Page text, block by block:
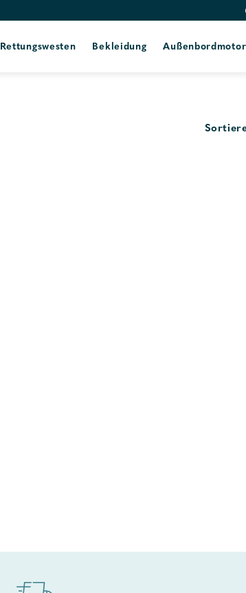
Rettungswesten Bekleidung